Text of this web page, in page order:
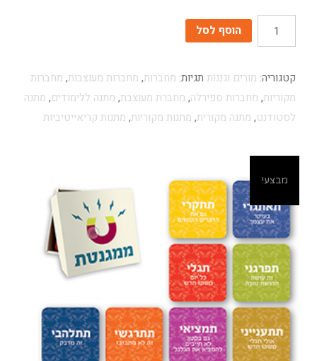
כמות הוסף לסל
קטגוריה: מורים וגננות תגיות: מחברות, מחברות מעוצבות, מחברות
מקוריות, מחברות ספירלה, מחברת מעוצבת, מתנה ללימודים, מתנה
לסטודנט, מתנה מקורית, מתנות מקוריות, מתנות קריאייטיביות
מבצע!